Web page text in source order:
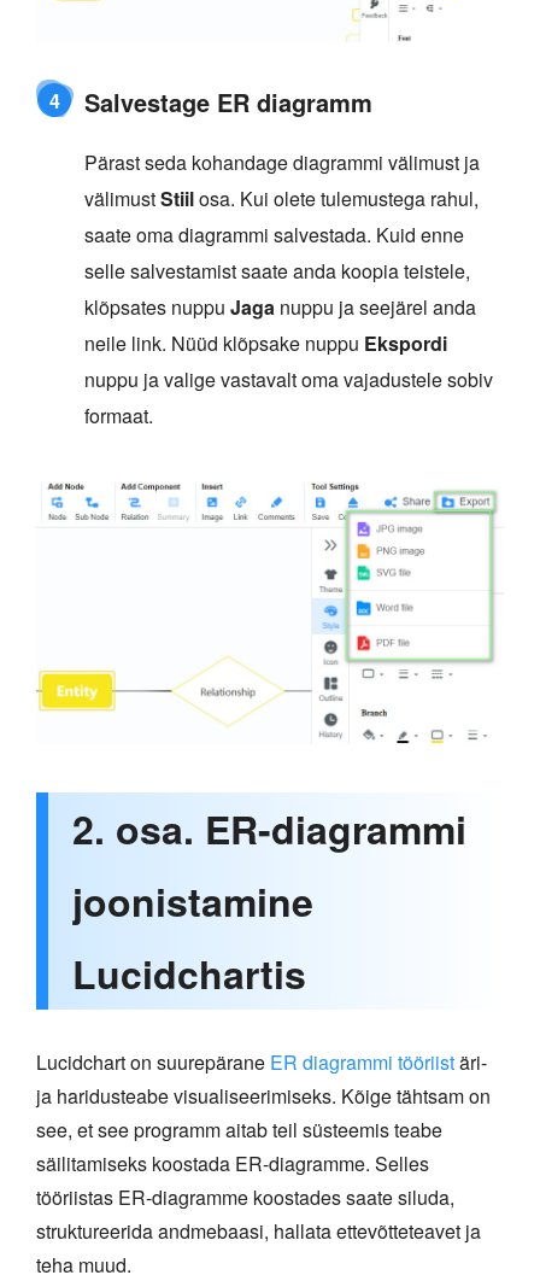
4 Salvestage ER diagramm
Pärast seda kohandage diagrammi välimust ja
välimustStiilosa. Kui olete tulemustega rahul,
saate oma diagrammi salvestada. Kuid enne
selle salvestamist saate anda koopia teistele,
klõpsates nuppu Jaga nuppu ja seejärel anda
neile link. Nüüd klõpsake nuppu Ekspordi
nuppu ja valige vastavalt oma vajadustele sobiv
formaat.
2. osa. ER-diagrammi
joonistamine
Lucidchartis
Lucidchart on suurepärane ER diagrammi tööriistäri-
ja haridusteabe visualiseerimiseks. Kõige tähtsam on
see, et see programm aitab teil süsteemis teabe
säilitamiseks koostada ER-diagramme. Selles
tööriistas ER-diagramme koostades saate siluda,
struktureerida andmebaasi, hallata ettevõtteteavet ja
teha muud.